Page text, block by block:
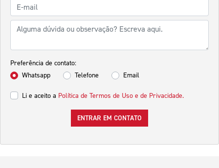
Preferência de contato:
Whatsapp
Telefone Email
Li e aceito a Política de Termos de Uso e de Privacidade.
ENTRAR EM CONTATO